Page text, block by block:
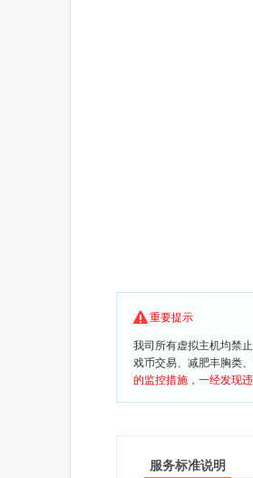
重要提示
我司所有虚拟主机均禁
戏币交易、减肥丰胸类
的监控措施，一经发现
服务标准说明